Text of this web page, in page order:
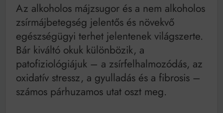
Az alkoholos májzsugor és a nem alkoholos
zsírmájbetegség jelentős és növekvő
egészségügyi terhet jelentenek világszerte.
Bár kiváltó okuk különbözik, a
patofiziológiájuk – a zsírfelhalmozódás, az
oxidatív stressz, a gyulladás és a fibrosis –
számos párhuzamos utat oszt meg.